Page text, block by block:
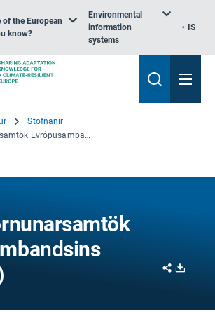
the European
know?
Environmental
information
systems
IS
Stofnanir
Vatnsstjórnunarsamtök Evrópusambandsins (EUWMA)
Share